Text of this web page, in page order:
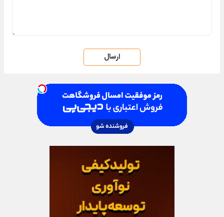
ارسال